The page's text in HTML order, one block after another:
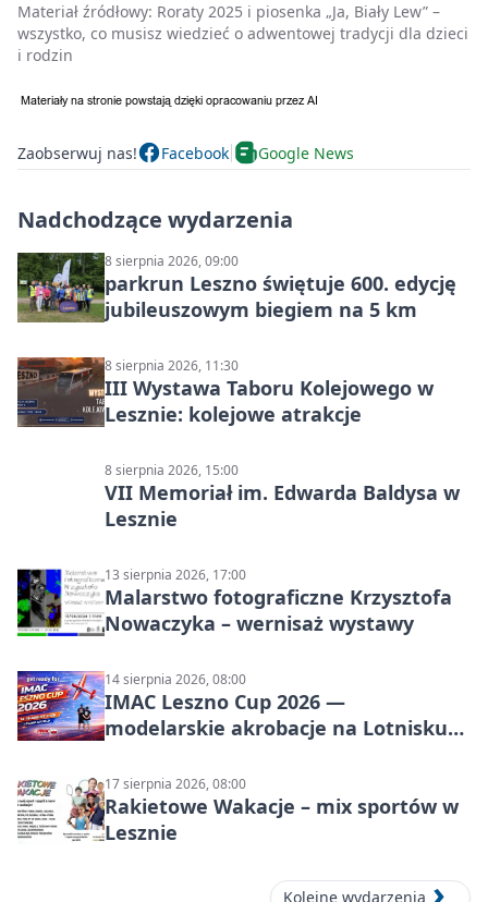
Materiał źródłowy: Roraty 2025 i piosenka „Ja, Biały Lew” –
wszystko, co musisz wiedzieć o adwentowej tradycji dla dzieci
i rodzin
Zaobserwuj nas! Facebook Google News
Nadchodzące wydarzenia
8 sierpnia 2026, 09:00
parkrun Leszno świętuje 600. edycję
jubileuszowym biegiem na 5 km
8 sierpnia 2026, 11:30
III Wystawa Taboru Kolejowego w
Lesznie: kolejowe atrakcje
8 sierpnia 2026, 15:00
VII Memoriał im. Edwarda Baldysa w
Lesznie
13 sierpnia 2026, 17:00
Malarstwo fotograficzne Krzysztofa
Nowaczyka – wernisaż wystawy
14 sierpnia 2026, 08:00
IMAC Leszno Cup 2026 —
modelarskie akrobacje na Lotnisku
17 sierpnia 2026, 08:00
Rakietowe Wakacje – mix sportów w
Lesznie
Kolejne wydarzenia